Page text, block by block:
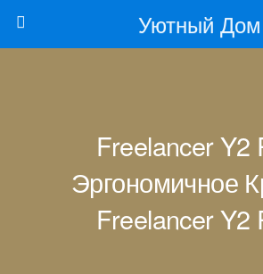
Уютный Дом
Freelancer Y2
Эргономичное
Freelancer Y2